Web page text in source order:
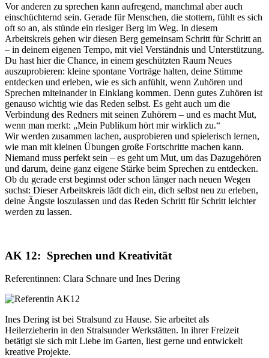
Vor anderen zu sprechen kann aufregend, manchmal aber auch
einschüchternd sein. Gerade für Menschen, die stottern, fühlt es sich
oft so an, als stünde ein riesiger Berg im Weg. In diesem
Arbeitskreis gehen wir diesen Berg gemeinsam Schritt für Schritt an
– in deinem eigenen Tempo, mit viel Verständnis und Unterstützung.
Du hast hier die Chance, in einem geschützten Raum Neues
auszuprobieren: kleine spontane Vorträge halten, deine Stimme
entdecken und erleben, wie es sich anfühlt, wenn Zuhören und
Sprechen miteinander in Einklang kommen. Denn gutes Zuhören ist
genauso wichtig wie das Reden selbst. Es geht auch um die
Verbindung des Redners mit seinen Zuhörern – und es macht Mut,
wenn man merkt: „Mein Publikum hört mir wirklich zu.“
Wir werden zusammen lachen, ausprobieren und spielerisch lernen,
wie man mit kleinen Übungen große Fortschritte machen kann.
Niemand muss perfekt sein – es geht um Mut, um das Dazugehören
und darum, deine ganz eigene Stärke beim Sprechen zu entdecken.
Ob du gerade erst beginnst oder schon länger nach neuen Wegen
suchst: Dieser Arbeitskreis lädt dich ein, dich selbst neu zu erleben,
deine Ängste loszulassen und das Reden Schritt für Schritt leichter
werden zu lassen.
AK 12: Sprechen und Kreativität
Referentinnen: Clara Schnare und Ines Dering
Ines Dering ist bei Stralsund zu Hause. Sie arbeitet als
Heilerzieherin in den Stralsunder Werkstätten. In ihrer Freizeit
betätigt sie sich mit Liebe im Garten, liest gerne und entwickelt
kreative Projekte.